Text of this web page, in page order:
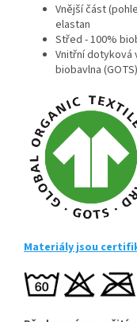
Vnější část
elastan
Střed - 100%
Vnitřní dotyková
biobavlna (GOTS)
Materiály jsou